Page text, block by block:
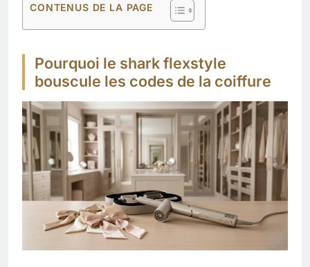
CONTENUS DE LA PAGE
Pourquoi le shark flexstyle
bouscule les codes de la coiffure